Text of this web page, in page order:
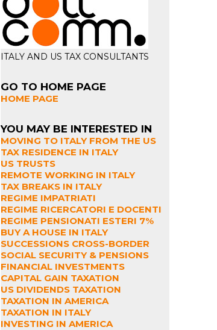
ITALY AND US TAX CONSULTANTS
GO TO HOME PAGE
HOME PAGE
YOU MAY BE INTERESTED IN
MOVING TO ITALY FROM THE US
TAX RESIDENCE IN ITALY
US TRUSTS
REMOTE WORKING IN ITALY
TAX BREAKS IN ITALY
REGIME IMPATRIATI
REGIME RICERCATORI E DOCENTI
REGIME PENSIONATI ESTERI 7%
BUY A HOUSE IN ITALY
SUCCESSIONS CROSS-BORDER
SOCIAL SECURITY & PENSIONS
FINANCIAL INVESTMENTS
CAPITAL GAIN TAXATION
US DIVIDENDS TAXATION
TAXATION IN AMERICA
TAXATION IN ITALY
INVESTING IN AMERICA